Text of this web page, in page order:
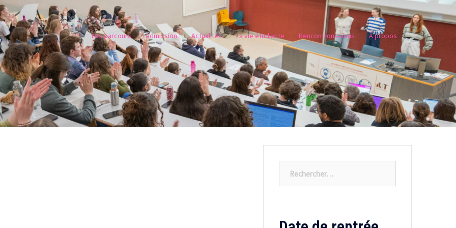
Les parcours Admission Actualités La vie étudiante Rencontrons-nous À propos